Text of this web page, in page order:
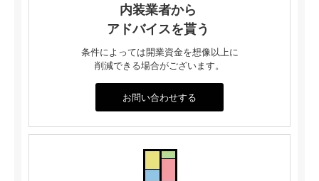
内装業者から
アドバイスを貰う
条件によっては開業資金を想像以上に
削減できる場合がございます。
お問い合わせする